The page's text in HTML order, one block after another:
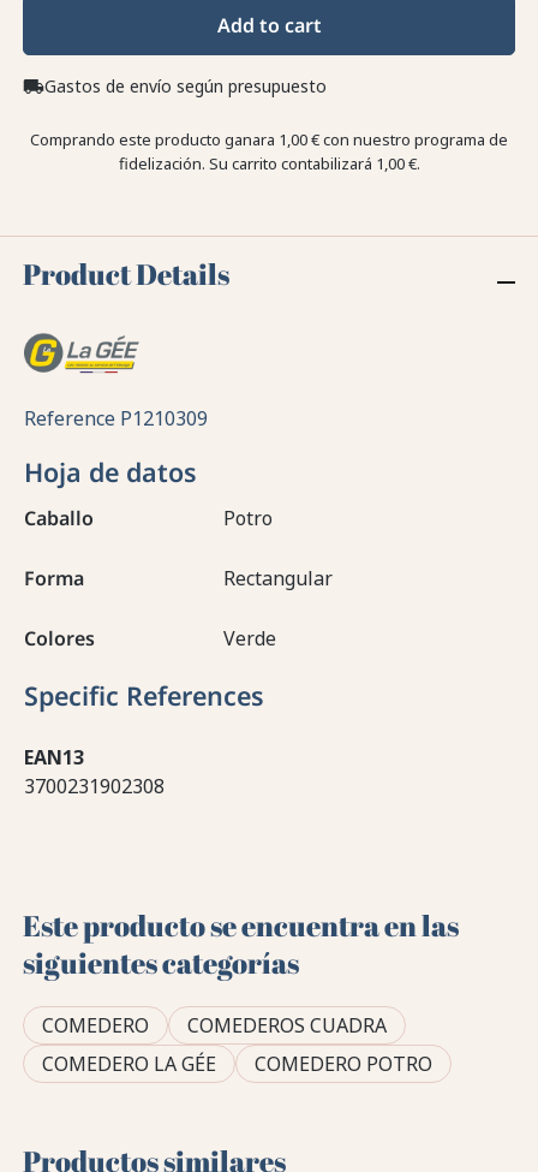
Add to cart
local_shippingGastos de envío según presupuesto
Comprando este producto ganara 1,00 €con nuestro programa de
fidelización. Su carrito contabilizará 1,00 €.
Product Details
Reference P1210309
Hoja de datos
Caballo Potro
Forma Rectangular
Colores Verde
Specific References
EAN13
3700231902308
Este producto se encuentra en las
siguientes categorías
COMEDERO
COMEDEROS CUADRA
COMEDERO LA GÉE
COMEDERO POTRO
Productos similares